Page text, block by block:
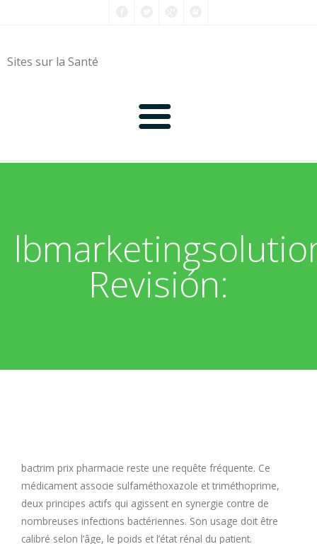
Sites sur la Santé
0-9
B
C
H
I
Revisión:
bactrim prix pharmacie reste une requête fréquente. Ce
médicament associe sulfaméthoxazole et triméthoprime,
deux principes actifs qui agissent en synergie contre de
nombreuses infections bactériennes. Son usage doit être
calibré selon l’âge, le poids et l’état rénal du patient.